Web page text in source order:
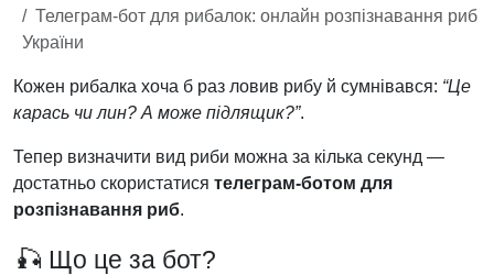
Телеграм-бот для рибалок: онлайн розпізнавання риб
України
Кожен рибалка хоча б раз ловив рибу й сумнівався: “Це
карась чи лин? А може підлящик?”.
Тепер визначити вид риби можна за кілька секунд —
достатньо скористатися телеграм-ботом для
розпізнавання риб.
🎣 Що це за бот?